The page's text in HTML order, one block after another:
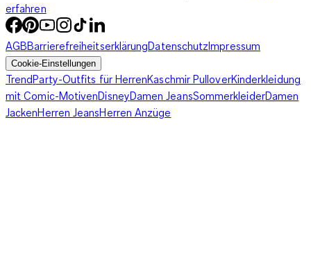
erfahren
AGBBarrierefreiheitserklärungDatenschutzImpressum
Cookie-Einstellungen
TrendParty-Outfits für HerrenKaschmir PulloverKinderkleidung
mit Comic-MotivenDisneyDamen JeansSommerkleiderDamen
JackenHerren JeansHerren Anzüge